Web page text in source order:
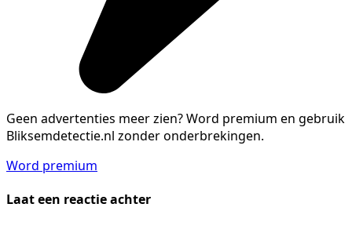
Geen advertenties meer zien?Word premium en gebruik
Bliksemdetectie.nl zonder onderbrekingen.
Word premium
Laat een reactie achter